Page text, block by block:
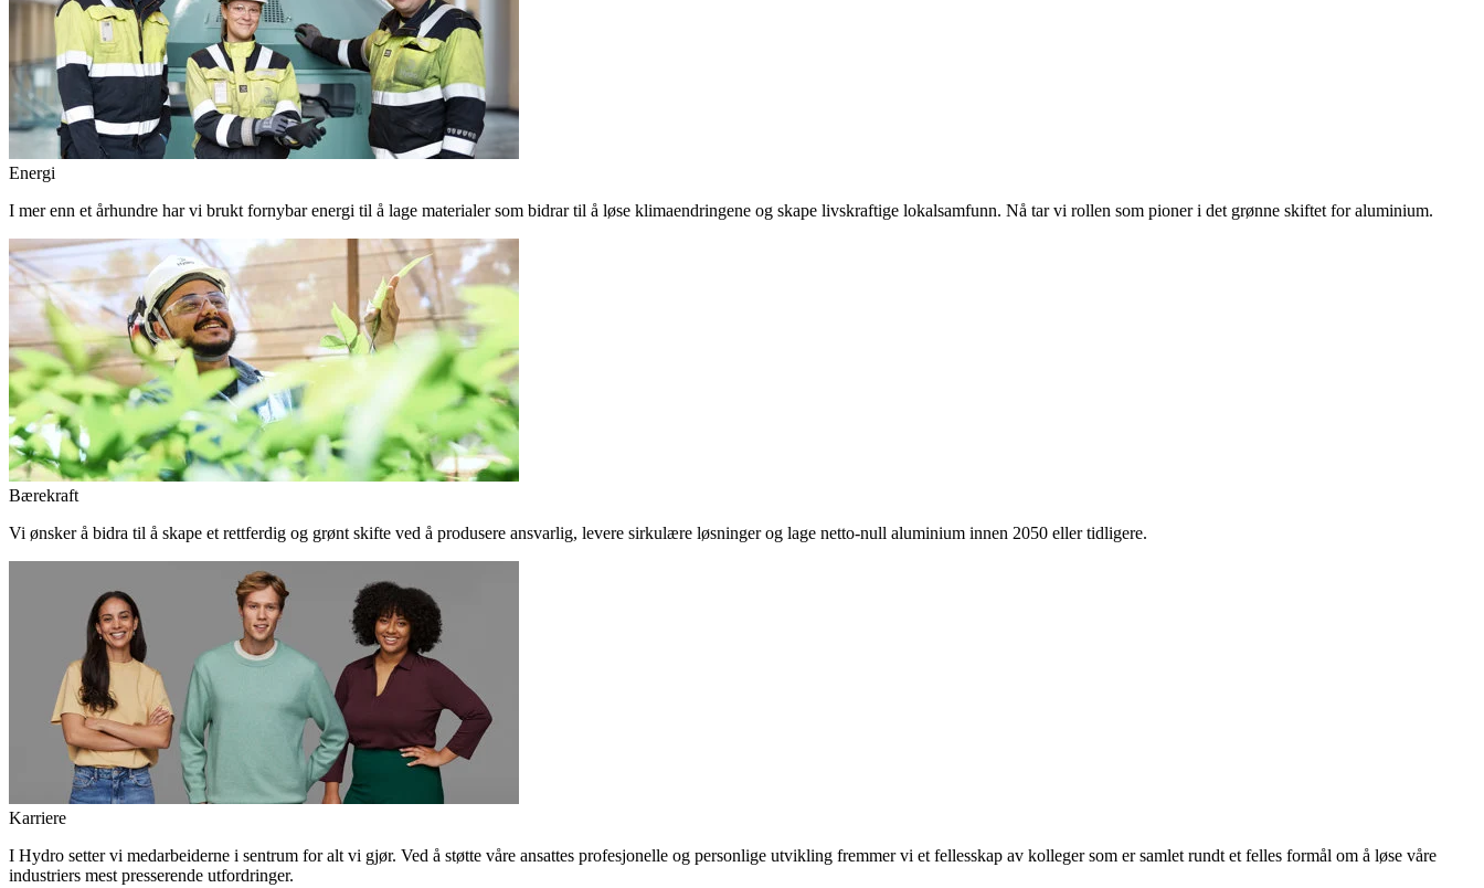
Energi
I mer enn et århundre har vi brukt fornybar energi til å lage materialer som bidrar til å løse klimaendringene og skape livskraftige lokalsamfunn. Nå tar vi rollen som pioner i det grønne skiftet for aluminium.
Bærekraft
Vi ønsker å bidra til å skape et rettferdig og grønt skifte ved å produsere ansvarlig, levere sirkulære løsninger og lage netto-null aluminium innen 2050 eller tidligere.
Karriere
I Hydro setter vi medarbeiderne i sentrum for alt vi gjør. Ved å støtte våre ansattes profesjonelle og personlige utvikling fremmer vi et fellesskap av kolleger som er samlet rundt et felles formål om å løse våre
industriers mest presserende utfordringer.